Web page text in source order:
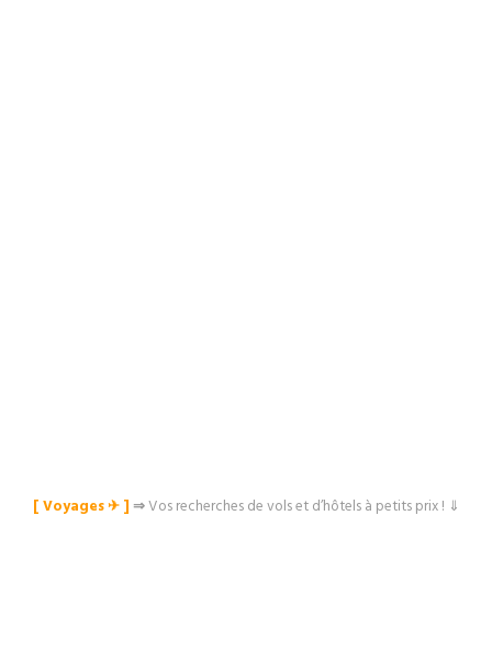
[ Voyages ✈︎ ]⇒Vos recherches de vols et d’hôtels à petits prix ! ⇓